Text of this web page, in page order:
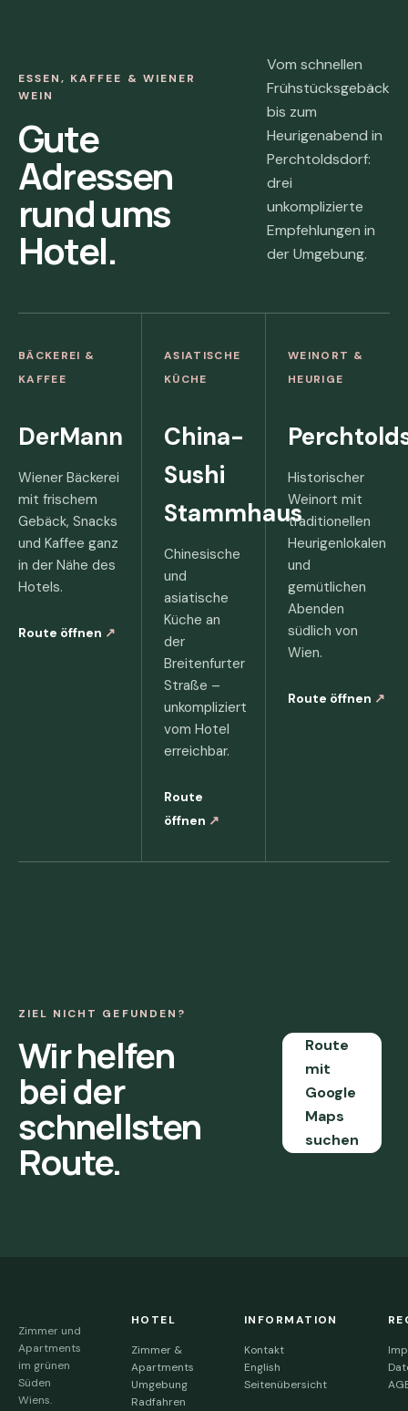
ESSEN, KAFFEE & WIENER
WEIN
Gute
Adressen
rund ums
Hotel.
Vom schnellen
Frühstücksgebäck
bis zum
Heurigenabend in
Perchtoldsdorf:
drei
unkomplizierte
Empfehlungen in
der Umgebung.
BÄCKEREI &
KAFFEE
DerMann
Wiener Bäckerei
mit frischem
Gebäck, Snacks
und Kaffee ganz
in der Nähe des
Hotels.
Route öffnen ↗
ASIATISCHE
KÜCHE
China-
Sushi
Stammhaus
Chinesische
und
asiatische
Küche an
der
Breitenfurter
Straße –
unkompliziert
vom Hotel
erreichbar.
Route
öffnen ↗
WEINORT &
HEURIGE
Historischer
Weinort mit
traditionellen
Heurigenlokalen
und
gemütlichen
Abenden
südlich von
Wien.
Route öffnen ↗
ZIEL NICHT GEFUNDEN?
Wir helfen
bei der
schnellsten
Route.
Route
mit
Google
Maps
suchen
Zimmer und
Apartments
im grünen
Süden
Wiens.
HOTEL
Zimmer &
Apartments
Umgebung
Radfahren
INFORMATION
Kontakt
English
Seitenübersicht